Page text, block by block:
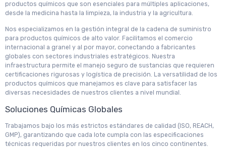
productos químicos que son esenciales para múltiples aplicaciones,
desde la medicina hasta la limpieza, la industria y la agricultura.
Nos especializamos en la gestión integral de la cadena de suministro
para productos químicos de alto valor. Facilitamos el comercio
internacional a granel y al por mayor, conectando a fabricantes
globales con sectores industriales estratégicos. Nuestra
infraestructura permite el manejo seguro de sustancias que requieren
certificaciones rigurosas y logística de precisión. La versatilidad de los
productos químicos que manejamos es clave para satisfacer las
diversas necesidades de nuestros clientes a nivel mundial.
Soluciones Químicas Globales
Trabajamos bajo los más estrictos estándares de calidad (ISO, REACH,
GMP), garantizando que cada lote cumpla con las especificaciones
técnicas requeridas por nuestros clientes en los cinco continentes.